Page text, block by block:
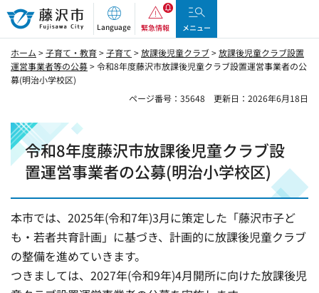
藤沢市
Language 緊急情報 メニュー
ホーム >子育て・教育>子育て >放課後児童クラブ>放課後児童クラブ設置
運営事業者等の公募> 令和8年度藤沢市放課後児童クラブ設置運営事業者の公
募(明治小学校区)
ページ番号：35648
更新日：2026年6月18日
令和8年度藤沢市放課後児童クラブ設
置運営事業者の公募(明治小学校区)
本市では、2025年(令和7年)3月に策定した「藤沢市子ど
も・若者共育計画」に基づき、計画的に放課後児童クラブ
の整備を進めていきます。
つきましては、2027年(令和9年)4月開所に向けた放課後児